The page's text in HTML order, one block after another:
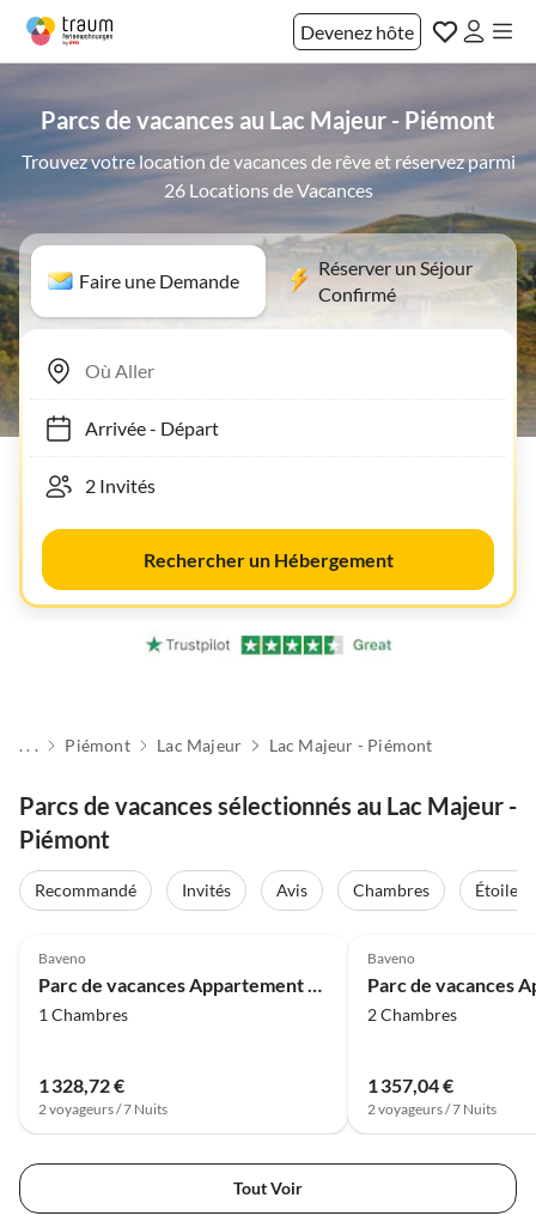
Devenez hôte
Parcs de vacances au Lac Majeur - Piémont
Trouvez votre location de vacances de rêve et réservez parmi
26 Locations de Vacances
Faire une Demande
Réserver un Séjour
Confirmé
Arrivée- Départ
Rechercher un Hébergement
. . . Piémont Lac Majeur Lac Majeur - Piémont
Parcs de vacances sélectionnés au Lac Majeur -
Piémont
Recommandé Invités Avis Chambres
Étoiles
Baveno
1 Chambres
1 328,72 €
2 voyageurs / 7 Nuits
Baveno
2 Chambres
1 357,04 €
2 voyageurs / 7 Nuits
Tout Voir